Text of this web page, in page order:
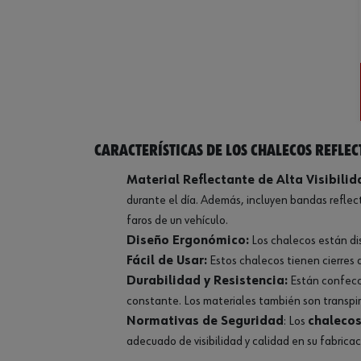
Características de los chalecos
Material Reflectante de Alta
durante el día. Además, incluyen bandas
faros de un vehículo.
Diseño Ergonómico: Los chalecos están
Fácil de Usar: Estos chalecos tienen cierres
Durabilidad y Resistencia: Están
constante. Los materiales también son
Normativas de Seguridad : Los
adecuado de visibilidad y calidad en su